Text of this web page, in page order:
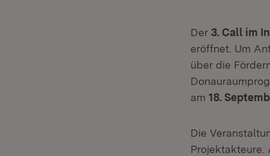
Der 3. Call im
eröffnet. Um
über die
am 18.
Die
Projektakteure.